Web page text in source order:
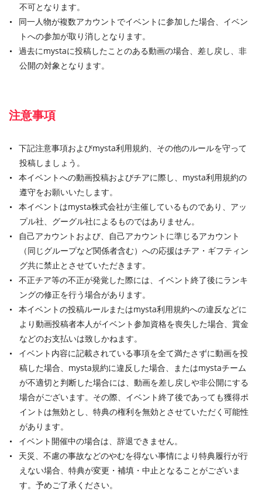
不可となります。
同一人物が複数アカウントでイベントに参加した場合、イベン
トへの参加が取り消しとなります。
過去にmystaに投稿したことのある動画の場合、差し戻し、非
公開の対象となります。
注意事項
下記注意事項およびmysta利用規約、その他のルールを守って
投稿しましょう。
本イベントへの動画投稿およびチアに際し、mysta利用規約の
遵守をお願いいたします。
本イベントはmysta株式会社が主催しているものであり、アッ
プル社、グーグル社によるものではありません。
自己アカウントおよび、自己アカウントに準じるアカウント
（同じグループなど関係者含む）への応援はチア・ギフティン
グ共に禁止とさせていただきます。
不正チア等の不正が発覚した際には、イベント終了後にランキ
ングの修正を行う場合があります。
本イベントの投稿ルールまたはmysta利用規約への違反などに
より動画投稿者本人がイベント参加資格を喪失した場合、賞金
などのお支払いは致しかねます。
イベント内容に記載されている事項を全て満たさずに動画を投
稿した場合、mysta規約に違反した場合、またはmystaチーム
が不適切と判断した場合には、動画を差し戻しや非公開にする
場合がございます。その際、イベント終了後であっても獲得ポ
イントは無効とし、特典の権利を無効とさせていただく可能性
があります。
イベント開催中の場合は、辞退できません。
天災、不慮の事故などのやむを得ない事情により特典履行が行
えない場合、特典が変更・補填・中止となることがございま
す。予めご了承ください。